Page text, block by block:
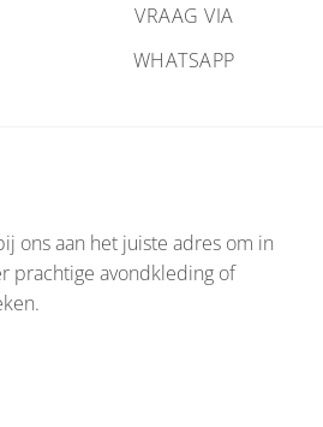
VRAAG VIA
WHATSAPP
ons aan het juiste adres om in
prachtige avondkleding of